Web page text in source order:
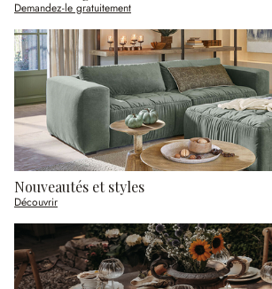
Demandez-le gratuitement
Nouveautés et styles
Découvrir